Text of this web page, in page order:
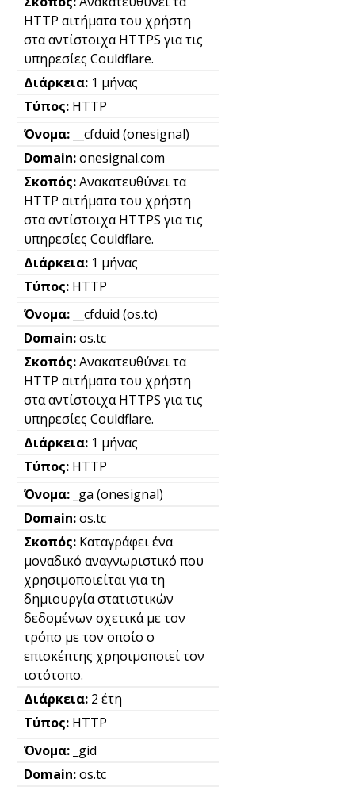
HTTP αιτήματα του χρήστη
στα αντίστοιχα HTTPS για τις
υπηρεσίες Couldflare.
1 μήνας
HTTP
__cfduid (onesignal)
onesignal.com
Ανακατευθύνει τα
HTTP αιτήματα του χρήστη
στα αντίστοιχα HTTPS για τις
υπηρεσίες Couldflare.
1 μήνας
HTTP
__cfduid (os.tc)
os.tc
Ανακατευθύνει τα
HTTP αιτήματα του χρήστη
στα αντίστοιχα HTTPS για τις
υπηρεσίες Couldflare.
1 μήνας
HTTP
_ga (onesignal)
os.tc
Καταγράφει ένα
μοναδικό αναγνωριστικό που
χρησιμοποιείται για τη
δημιουργία στατιστικών
δεδομένων σχετικά με τον
τρόπο με τον οποίο ο
επισκέπτης χρησιμοποιεί τον
ιστότοπο.
2 έτη
HTTP
_gid
os.tc